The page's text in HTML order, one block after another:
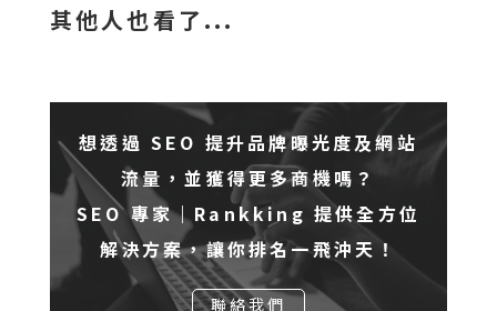
其他人也看了...
想透過 SEO 提升品牌曝光度及網站
流量，並獲得更多商機嗎？
SEO 專家｜Rankking 提供全方位
解決方案，讓你排名一飛沖天！
聯絡我們